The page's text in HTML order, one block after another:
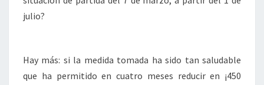
julio?
Hay más: si la medida tomada ha sido tan saludable
que ha permitido en cuatro meses reducir en ¡450